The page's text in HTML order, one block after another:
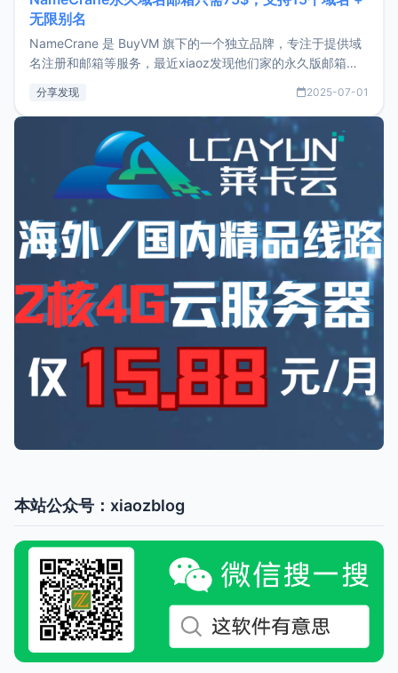
无限别名
NameCrane 是 BuyVM 旗下的一个独立品牌，专注于提供域
名注册和邮箱等服务，最近xiaoz发现他们家的永久版邮箱服
又实惠的域名邮箱，不妨尝试一下 NameCrane。注册
NameCraneNameCrane不支持直接注册，必须要购买
分享发现 2025-07-01
本站公众号：xiaozblog